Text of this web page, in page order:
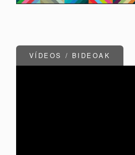
VÍDEOS / BIDEOAK